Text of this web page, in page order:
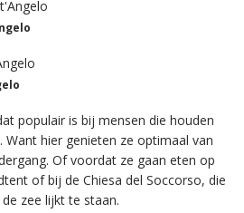
populair is bij mensen die houden
hier genieten ze optimaal van
Of voordat ze gaan eten op
of bij de Chiesa del Soccorso, die
zee lijkt te staan.